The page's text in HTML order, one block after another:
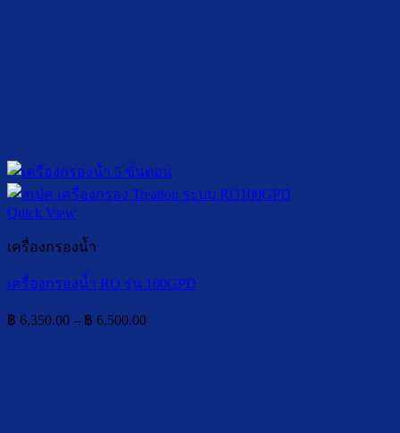
Quick View
เครื่องกรองน้ำ
เครื่องกรองน้ำ RO รุ่น 100GPD
฿ 6,350.00 – ฿ 6,500.00Price